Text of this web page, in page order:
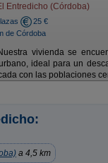
Entredicho (Córdoba)
25 €
de Córdoba
vivienda se
ideal para un
con las poblaciones
a 4,5 km